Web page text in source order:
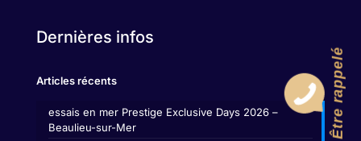
Dernières infos
Articles récents
essais en mer Prestige Exclusive Days 2026 –
Beaulieu-sur-Mer
Être rappelé